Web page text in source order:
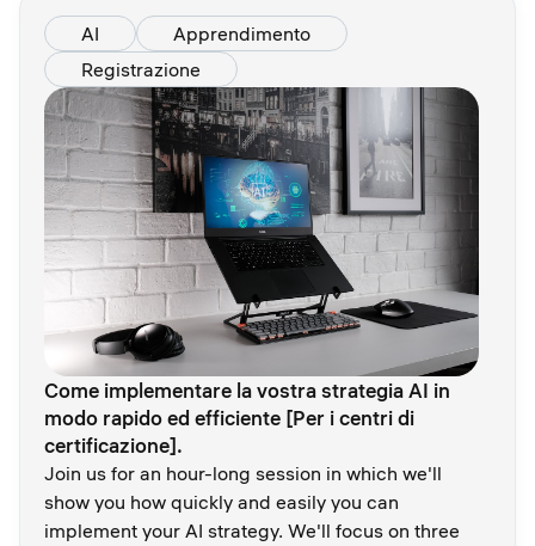
AI
Apprendimento
Registrazione
Come implementare la vostra strategia AI in
modo rapido ed efficiente [Per i centri di
certificazione].
Join us for an hour-long session in which we'll
show you how quickly and easily you can
implement your AI strategy. We'll focus on three